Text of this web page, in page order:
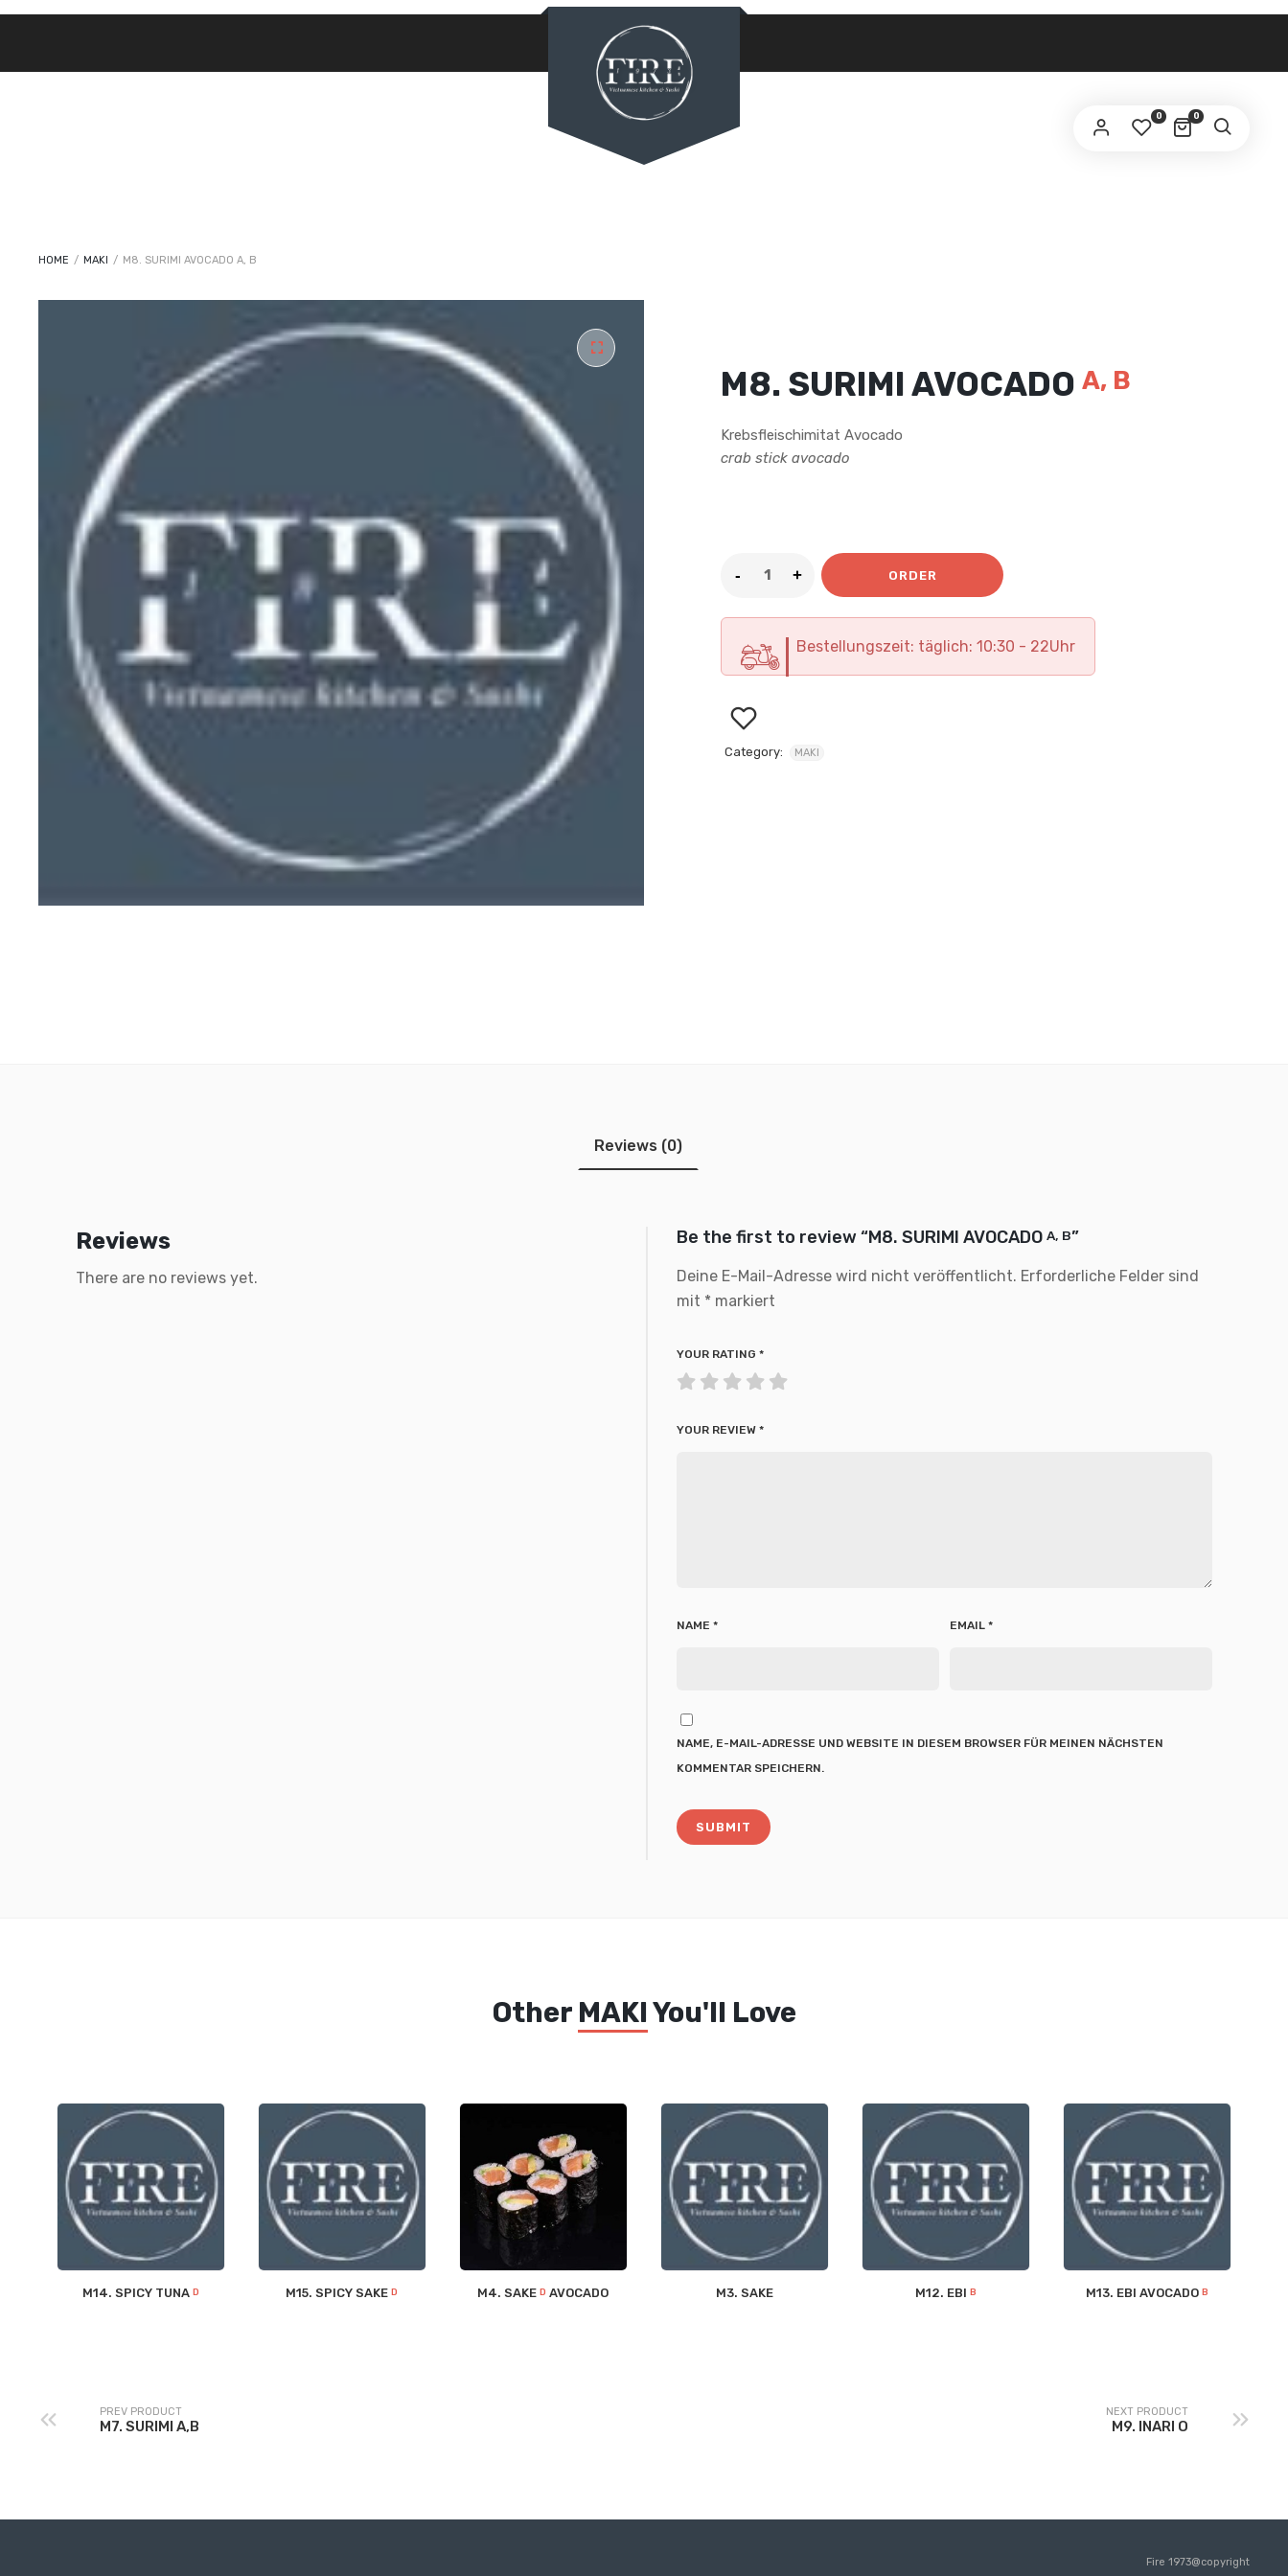
0
0
PASSWORD*
HOME / MAKI / M8. SURIMI AVOCADO A, B
M8. SURIMI AVOCADO A, B
Krebsfleischimitat Avocado
crab stick avocado
ORDER
Bestellungszeit: täglich: 10:30 - 22Uhr
Category: MAKI
Reviews (0)
Reviews
There are no reviews yet.
Be the first to review “M8. SURIMI AVOCADO A, B”
Deine E-Mail-Adresse wird nicht veröffentlicht. Erforderliche Felder sind
mit * markiert
YOUR RATING *
YOUR REVIEW *
NAME * EMAIL *
NAME, E-MAIL-ADRESSE UND WEBSITE IN DIESEM BROWSER FÜR MEINEN NÄCHSTEN
KOMMENTAR SPEICHERN.
Other MAKI You'll Love
M14. SPICY TUNA D M15. SPICY SAKED M4. SAKED AVOCADO M3. SAKE M12. EBIB M13. EBI AVOCADOB
PREV PRODUCT
M7. SURIMI A,B
NEXT PRODUCT
M9. INARI O
Fire 1973@copyright